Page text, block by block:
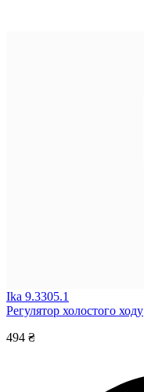
Ika 9.3305.1
Регулятор холостого ходу
494 ₴